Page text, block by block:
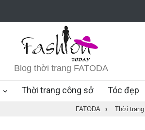
Blog thời trang FATODA
Thời trang công sở Tóc đẹp
FATODA › Thời trang